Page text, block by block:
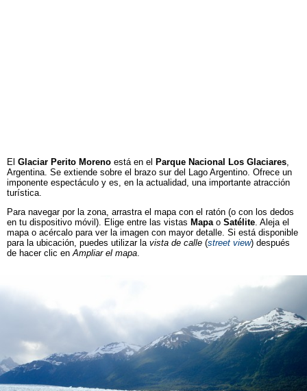
El Glaciar Perito Moreno está en el Parque Nacional Los Glaciares,
Argentina. Se extiende sobre el brazo sur del Lago Argentino. Ofrece un
imponente espectáculo y es, en la actualidad, una importante atracción
turística.
Para navegar por la zona, arrastra el mapa con el ratón (o con los dedos
en tu dispositivo móvil). Elige entre las vistas Mapao Satélite. Aleja el
mapa o acércalo para ver la imagen con mayor detalle. Si está disponible
para la ubicación, puedes utilizar la vista de calle (street view) después
de hacer clic enAmpliar el mapa.